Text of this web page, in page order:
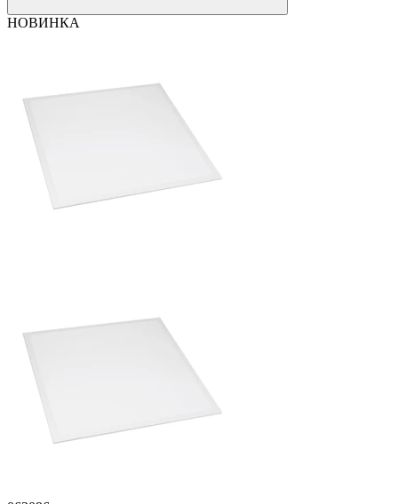
НОВИНКА